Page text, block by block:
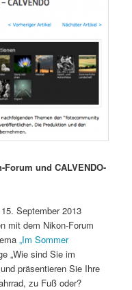
und CALVENDO-
September 2013
mit dem Nikon-Forum
„Im Sommer
„Wie sind Sie im
präsentieren Sie Ihre
zu Fuß oder?